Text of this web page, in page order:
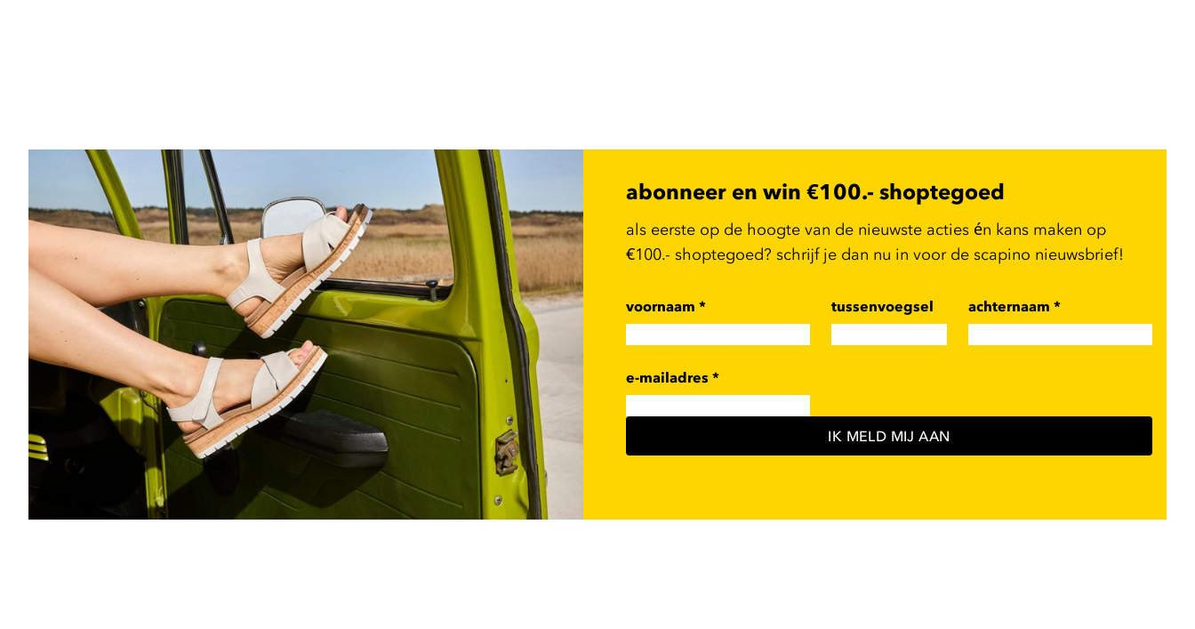
abonneer en win €100.- shoptegoed
als eerste op de hoogte van de nieuwste acties én kans maken op
€100.- shoptegoed? schrijf je dan nu in voor de scapino nieuwsbrief!
voornaam * tussenvoegsel achternaam*
e-mailadres *
IK MELD MIJ AAN